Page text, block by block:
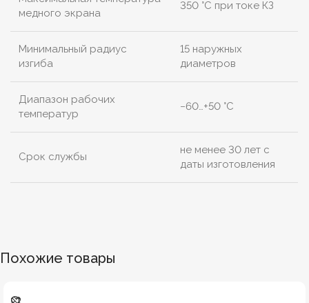
медного экрана
350 °C при токе КЗ
Минимальный радиус
изгиба
15 наружных
диаметров
Диапазон рабочих
температур
−60…+50 °C
Срок службы
не менее 30 лет с
даты изготовления
Похожие товары